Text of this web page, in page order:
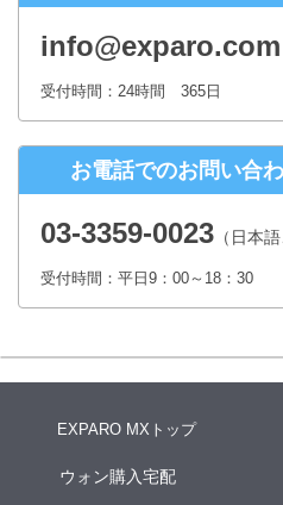
株式会社シースクェア 個人情報お
〒160-0023 東京都新宿区西新宿６
ル１３階
Eメール：info@c-square.co.jp
（受付時間は、平日9時～17時30分
ます。）
個人情報を入力するにあたっての注
回答ができない場合がございます。
本人が容易に認識できない方法によ
クッキーやWebビーコン等を用いる
info@exparo.com
受付時間：24時間 365日
お電話でのお問い合
03-3359-0023 （日本
受付時間：平日9：00～18：30
EXPARO MXトップ
ウォン購入宅配